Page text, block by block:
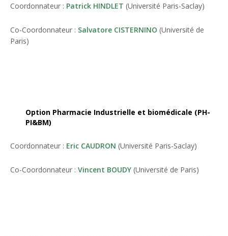
Coordonnateur : Patrick HINDLET (Université Paris-Saclay)
Co-Coordonnateur : Salvatore CISTERNINO (Université de
Paris)
Option Pharmacie Industrielle et biomédicale (PH-
PI&BM)
Coordonnateur : Eric CAUDRON (Université Paris-Saclay)
Co-Coordonnateur : Vincent BOUDY (Université de Paris)